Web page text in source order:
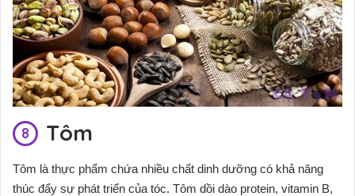
Tôm
Tôm là thực phẩm chứa nhiều chất dinh dưỡng có khả năng
thúc đẩy sự phát triển của tóc. Tôm dồi dào protein, vitamin B,